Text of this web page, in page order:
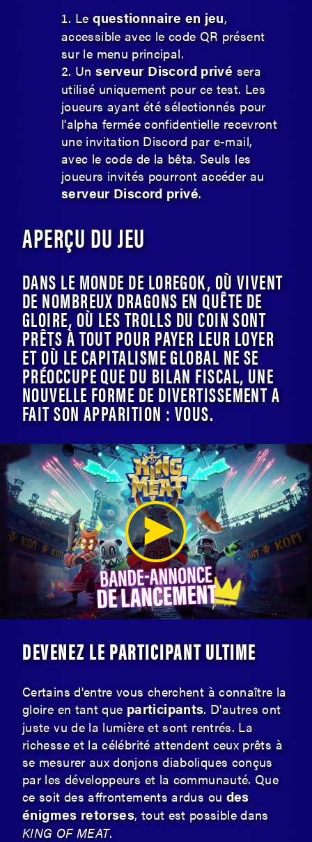
Lequestionnaire en jeu,
accessible avec le code QR présent
sur le menu principal.
Unserveur Discord privésera
utilisé uniquement pour ce test. Les
joueurs ayant été sélectionnés pour
l'alpha fermée confidentielle recevront
une invitation Discord par e-mail,
avec le code de la bêta. Seuls les
joueurs invités pourront accéder au
serveur Discord privé.
APERÇU DU JEU
DANS LE MONDE DE LOREGOK, OÙ VIVENT
DE NOMBREUX DRAGONS EN QUÊTE DE
GLOIRE, OÙ LES TROLLS DU COIN SONT
PRÊTS À TOUT POUR PAYER LEUR LOYER
ET OÙ LE CAPITALISME GLOBAL NE SE
PRÉOCCUPE QUE DU BILAN FISCAL, UNE
NOUVELLE FORME DE DIVERTISSEMENT A
FAIT SON APPARITION : VOUS.
DEVENEZ LE PARTICIPANT ULTIME
Certains d'entre vous cherchent à connaître la
gloire en tant queparticipants. D'autres ont
juste vu de la lumière et sont rentrés. La
richesse et la célébrité attendent ceux prêts à
se mesurer aux donjons diaboliques conçus
par les développeurs et la communauté. Que
ce soit des affrontements ardus oudes
énigmes retorses, tout est possible dans
KING OF MEAT.